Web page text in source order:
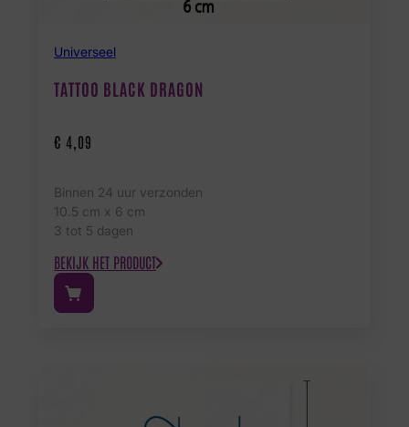
Universeel
TATTOO BLACK DRAGON
€ 4,09
Binnen 24 uur verzonden
10.5 cm x 6 cm
3 tot 5 dagen
BEKIJK HET PRODUCT